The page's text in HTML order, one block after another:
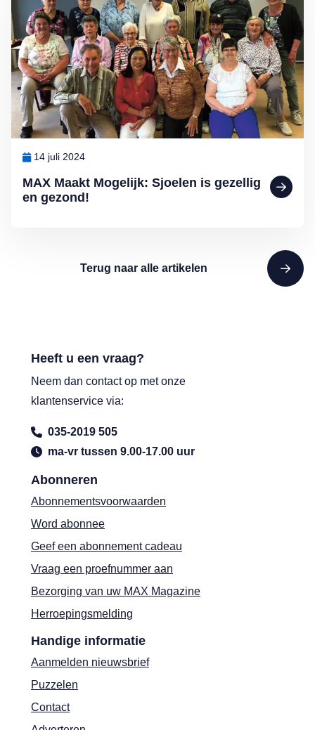
MAX Maakt Mogelijk: Sjoelen is gezellig
en gezond!
14 juli 2024
Terug naar alle artikelen
Abonneren
Abonnementsvoorwaarden
Word abonnee
Geef een abonnement cadeau
Vraag een proefnummer aan
Bezorging van uw MAX Magazine
Herroepingsmelding
Handige informatie
Aanmelden nieuwsbrief
Puzzelen
Contact
Heeft u een vraag?
Neem dan contact op met onze
klantenservice via:
035-2019 505
ma-vr tussen 9.00-17.00 uur